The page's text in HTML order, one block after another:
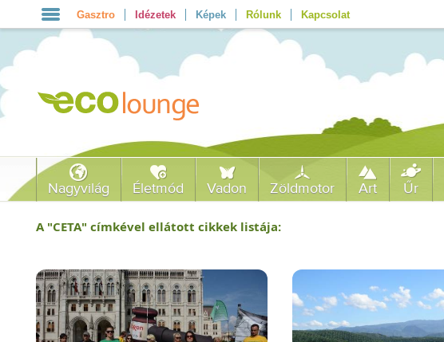
Gasztro Idézetek Képek Rólunk Kapcsolat
Nagyvilág Életmód Vadon Zöldmotor Art Űr
A "CETA" címkével ellátott cikkek listája: